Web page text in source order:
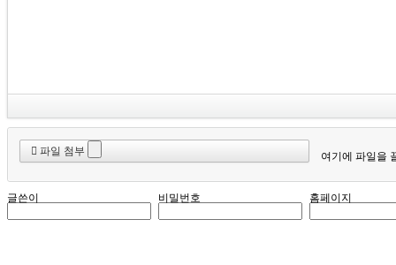
파일 첨부 여기에 파일을
글쓴이 비밀번호 홈페이지